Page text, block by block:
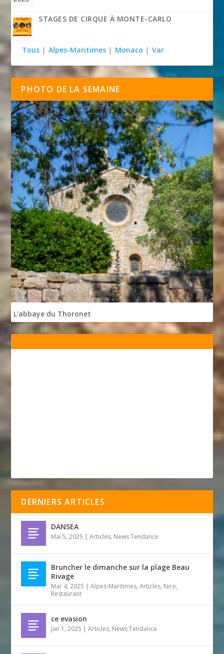
STAGES DE CIRQUE À MONTE-CARLO
Tous | Alpes-Maritimes | Monaco | Var
PHOTO DE LA SEMAINE
L'abbaye du Thoronet
DERNIERS ARTICLES
DANSEA
Mai 5, 2025 |Articles, News Tendance
Bruncher le dimanche sur la plage Beau
Rivage
Mar 4, 2025 |Alpes-Maritimes,Articles, Nice,
Restaurant
ce evasion
Jan 1, 2025 |Articles, News Tendance